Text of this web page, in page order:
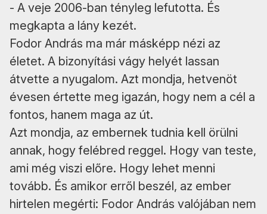
- A veje 2006-ban tényleg lefutotta. És
megkapta a lány kezét.
Fodor András ma már másképp nézi az
életet. A bizonyítási vágy helyét lassan
átvette a nyugalom. Azt mondja, hetvenöt
évesen értette meg igazán, hogy nem a cél a
fontos, hanem maga az út.
Azt mondja, az embernek tudnia kell örülni
annak, hogy felébred reggel. Hogy van teste,
ami még viszi előre. Hogy lehet menni
tovább. És amikor erről beszél, az ember
hirtelen megérti: Fodor András valójában nem